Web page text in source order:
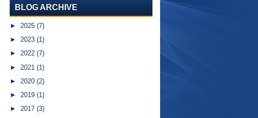
BLOG ARCHIVE
► 2025 (7)
► 2023 (1)
► 2022 (7)
► 2021 (1)
► 2020 (2)
► 2019 (1)
► 2017 (3)